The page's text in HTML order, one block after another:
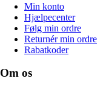
Min konto
Hjælpecenter
Følg min ordre
Returnér min ordre
Rabatkoder
Om os